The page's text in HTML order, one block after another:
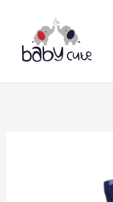
konten